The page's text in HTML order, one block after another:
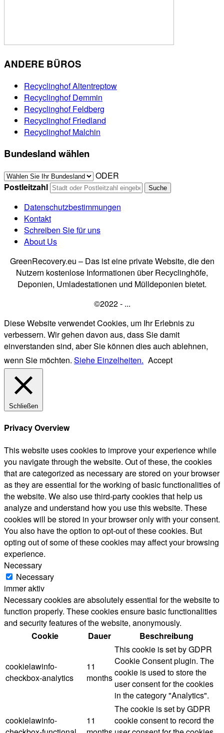
ANDERE BÜROS
Recyclinghof Altentreptow
Recyclinghof Demmin
Recyclinghof Feldberg
Recyclinghof Friedland
Recyclinghof Malchin
Bundesland wählen
ODER
Postleitzahl
Datenschutzbestimmungen
Kontakt
Schreiben Sie für uns
About Us
GreenRecovery.eu – Das ist eine private Website, die den
Nutzern kostenlose Informationen über Recyclinghöfe,
Deponien, Umladestationen und Mülldeponien bietet.
©2022 - ...
Diese Website verwendet Cookies, um Ihr Erlebnis zu
verbessern. Wir gehen davon aus, dass Sie damit
einverstanden sind, aber Sie können dies auch ablehnen,
wenn Sie möchten. Siehe Einzelheiten. Accept
Schließen
Privacy Overview
This website uses cookies to improve your experience while
you navigate through the website. Out of these, the cookies
that are categorized as necessary are stored on your browser
as they are essential for the working of basic functionalities of
the website. We also use third-party cookies that help us
analyze and understand how you use this website. These
cookies will be stored in your browser only with your consent.
You also have the option to opt-out of these cookies. But
opting out of some of these cookies may affect your browsing
experience.
Necessary
Necessary
immer aktiv
Necessary cookies are absolutely essential for the website to
function properly. These cookies ensure basic functionalities
and security features of the website, anonymously.
Cookie
Dauer Beschreibung
cookielawinfo-
checkbox-analytics
11
months
This cookie is set by GDPR
Cookie Consent plugin. The
cookie is used to store the
user consent for the cookies
in the category "Analytics".
cookielawinfo-
11
The cookie is set by GDPR
cookie consent to record the